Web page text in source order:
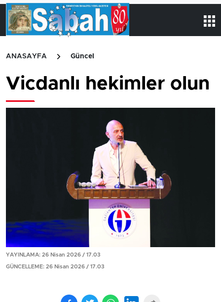
ANASAYFA Güncel
Vicdanlı hekimler olun
YAYINLAMA: 26 Nisan 2026 / 17.03
GÜNCELLEME: 26 Nisan 2026 / 17.03